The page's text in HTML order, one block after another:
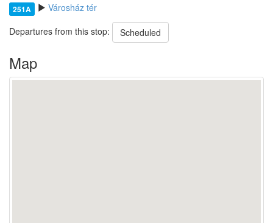
251A
Városház tér
Departures from this stop:
Scheduled
Map